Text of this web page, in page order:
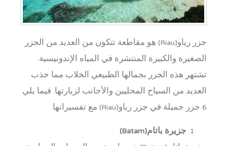
جزر رياو(Riau) هو مقاطعة تتكون من العديد من الجزر
الصغيرة والكبيرة المنتشرة في المياه الإندونيسية.
تشتهر هذه الجزر بجمالها الطبيعي الخلاب مما جذب
العديد من السياح المحليين والأجانب لزيارتها. فيما يلي
6 جزر جميلة في جزر رياو(Riau) مع تفسيراتها.
جزيرة باتام(Batam)